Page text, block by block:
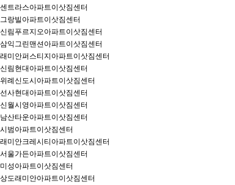
센트라스아파트이삿짐센터
그랑빌아파트이삿짐센터
신림푸르지오아파트이삿짐센터
삼익그린맨션아파트이삿짐센터
래미안퍼스티지아파트이삿짐센터
신림현대아파트이삿짐센터
위례신도시아파트이삿짐센터
선사현대아파트이삿짐센터
신월시영아파트이삿짐센터
남산타운아파트이삿짐센터
시범아파트이삿짐센터
래미안크레시티아파트이삿짐센터
서울가든아파트이삿짐센터
미성아파트이삿짐센터
상도래미안아파트이삿짐센터